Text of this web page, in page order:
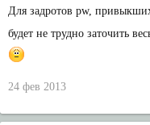
Для задротов pw,
будет не трудно заточить
24 фев 2013